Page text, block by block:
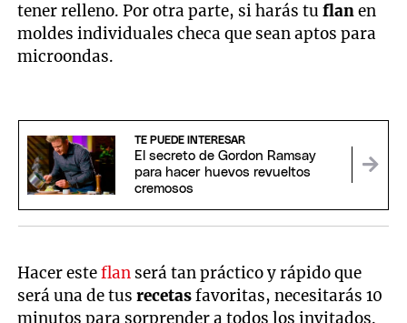
tener relleno. Por otra parte, si harás tuflanen
moldes individuales checa que sean aptos para
microondas.
TE PUEDE INTERESAR
El secreto de Gordon Ramsay
para hacer huevos revueltos
cremosos
Hacer esteflan será tan práctico y rápido que
será una de tusrecetasfavoritas, necesitarás 10
minutos para sorprender a todos los invitados.